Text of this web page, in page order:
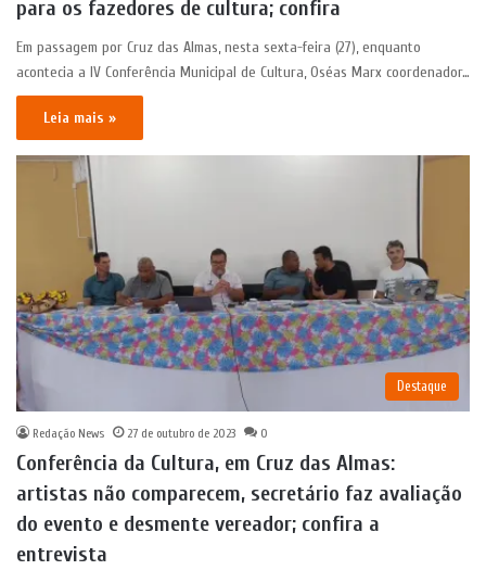
para os fazedores de cultura; confira
Em passagem por Cruz das Almas, nesta sexta-feira (27), enquanto
acontecia a IV Conferência Municipal de Cultura, Oséas Marx coordenador…
Leia mais »
Destaque
Redação News 27 de outubro de 2023 0
Conferência da Cultura, em Cruz das Almas:
artistas não comparecem, secretário faz avaliação
do evento e desmente vereador; confira a
entrevista